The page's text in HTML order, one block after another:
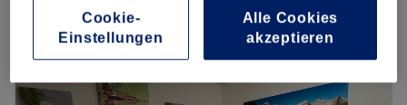
Montag 14:30–20:00
14:30
Donnerstag
14:30–20:00
Cookie-
Einstellungen
Alle Cookies
akzeptieren